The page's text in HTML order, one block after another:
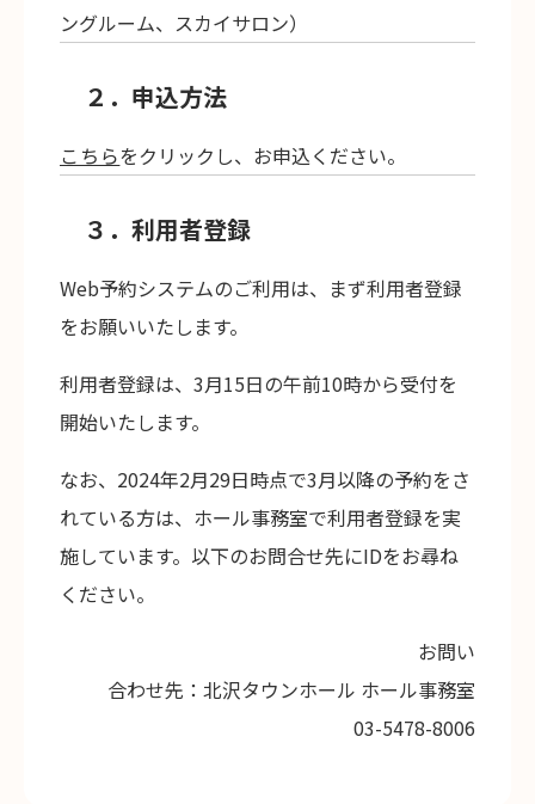
ングルーム、スカイサロン）
２．申込方法
こちらをクリックし、お申込ください。
３．利用者登録
Web予約システムのご利用は、まず利用者登録
をお願いいたします。
利用者登録は、3月15日の午前10時から受付を
開始いたします。
なお、2024年2月29日時点で3月以降の予約をさ
れている方は、ホール事務室で利用者登録を実
施しています。以下のお問合せ先にIDをお尋ね
ください。
お問い
合わせ先：北沢タウンホール ホール事務室
03-5478-8006